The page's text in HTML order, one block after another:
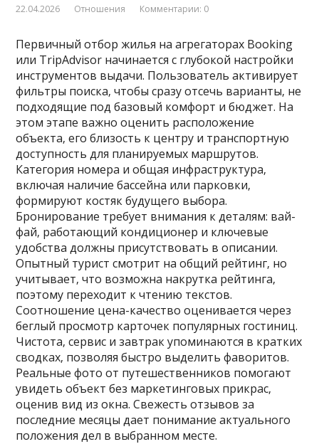
22.04.2026 Отношения Комментарии: 0
Первичный отбор жилья на агрегаторах Booking
или TripAdvisor начинается с глубокой настройки
инструментов выдачи. Пользователь активирует
фильтры поиска‚ чтобы сразу отсечь варианты‚ не
подходящие под базовый комфорт и бюджет. На
этом этапе важно оценить расположение
объекта‚ его близость к центру и транспортную
доступность для планируемых маршрутов.
Категория номера и общая инфраструктура‚
включая наличие бассейна или парковки‚
формируют костяк будущего выбора.
Бронирование требует внимания к деталям: вай-
фай‚ работающий кондиционер и ключевые
удобства должны присутствовать в описании.
Опытный турист смотрит на общий рейтинг‚ но
учитывает‚ что возможна накрутка рейтинга‚
поэтому переходит к чтению текстов.
Соотношение цена-качество оценивается через
беглый просмотр карточек популярных гостиниц.
Чистота‚ сервис и завтрак упоминаются в кратких
сводках‚ позволяя быстро выделить фаворитов.
Реальные фото от путешественников помогают
увидеть объект без маркетинговых прикрас‚
оценив вид из окна. Свежесть отзывов за
последние месяцы дает понимание актуального
положения дел в выбранном месте.